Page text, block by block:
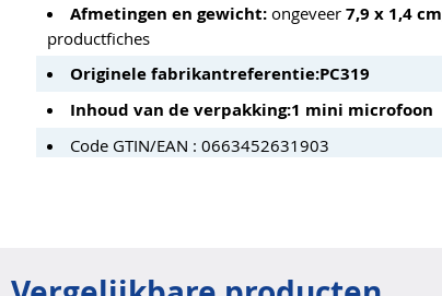
Afmetingen en gewicht: ongeveer 7,9 x 1,4 cm
productfiches
Originele fabrikantreferentie:PC319
Inhoud van de verpakking:1 mini microfoon
Code GTIN/EAN : 0663452631903